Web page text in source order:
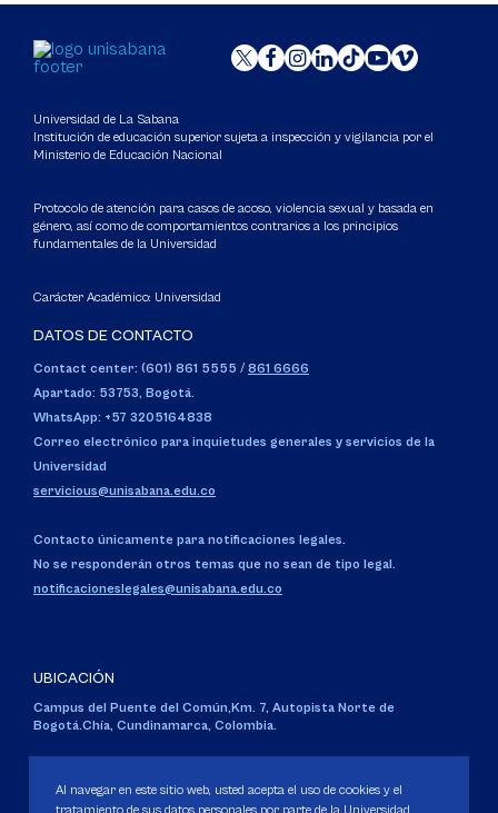
Universidad de La Sabana
Institución de educación superior sujeta a inspección y vigilancia por el
Ministerio de Educación Nacional
Protocolo de atención para casos de acoso, violencia sexual y basada en
género, así como de comportamientos contrarios a los principios
fundamentales de la Universidad
Carácter Académico: Universidad
DATOS DE CONTACTO
Contact center: (601) 861 5555 / 861 6666
Apartado: 53753, Bogotá.
WhatsApp: +57 3205164838
Correo electrónico para inquietudes generales y servicios de la
Universidad
servicious@unisabana.edu.co
Contacto únicamente para notificaciones legales.
No se responderán otros temas que no sean de tipo legal.
notificacioneslegales@unisabana.edu.co
UBICACIÓN
Campus del Puente del Común,Km. 7, Autopista Norte de
Bogotá.Chía, Cundinamarca, Colombia.
Personería Jurídica:Resolución 130 del 14 de enero de 1980.
Ministerio de Educación Nacional.
Al navegar en este sitio web, usted acepta el uso de cookies y el